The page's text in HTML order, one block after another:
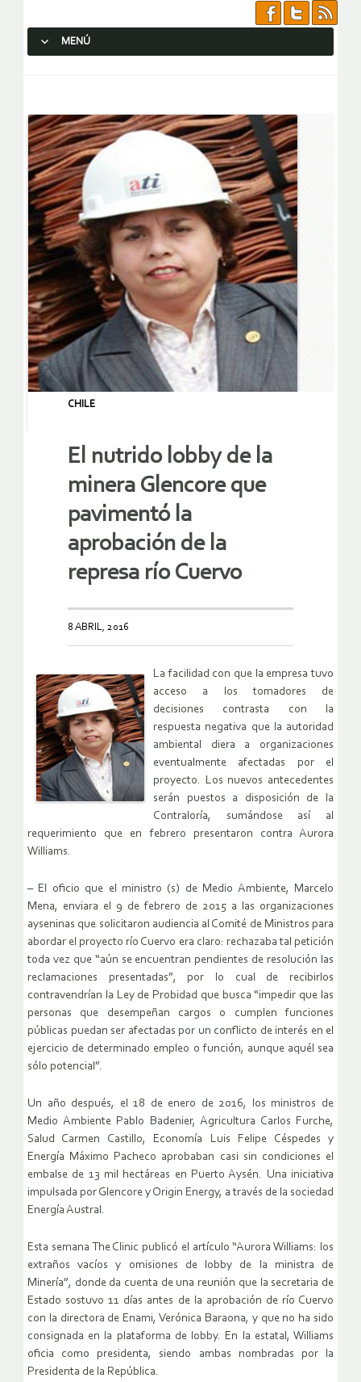
MENÚ
CHILE
El nutrido lobby de la
minera Glencore que
pavimentó la
aprobación de la
represa río Cuervo
8 ABRIL, 2016
La facilidad con que la empresa tuvo
acceso a los tomadores de
decisiones contrasta con la
respuesta negativa que la autoridad
ambiental diera a organizaciones
eventualmente afectadas por el
proyecto. Los nuevos antecedentes
serán puestos a disposición de la
Contraloría, sumándose así al
requerimiento que en febrero presentaron contra Aurora
Williams.
– El oficio que el ministro (s) de Medio Ambiente, Marcelo
Mena, enviara el 9 de febrero de 2015 a las organizaciones
ayseninas que solicitaron audiencia al Comité de Ministros para
abordar el proyecto río Cuervo era claro: rechazaba tal petición
toda vez que “aún se encuentran pendientes de resolución las
reclamaciones presentadas”, por lo cual de recibirlos
contravendrían la Ley de Probidad que busca “impedir que las
personas que desempeñan cargos o cumplen funciones
públicas puedan ser afectadas por un conflicto de interés en el
ejercicio de determinado empleo o función, aunque aquél sea
sólo potencial”.
Un año después, el 18 de enero de 2016, los ministros de
Medio Ambiente Pablo Badenier, Agricultura Carlos Furche,
Salud Carmen Castillo, Economía Luis Felipe Céspedes y
Energía Máximo Pacheco aprobaban casi sin condiciones el
embalse de 13 mil hectáreas en Puerto Aysén. Una iniciativa
impulsada por Glencore y Origin Energy, a través de la sociedad
Energía Austral.
Esta semana The Clinic publicó el artículo “Aurora Williams: los
extraños vacíos y omisiones de lobby de la ministra de
Minería”, donde da cuenta de una reunión que la secretaria de
Estado sostuvo 11 días antes de la aprobación de río Cuervo
con la directora de Enami, Verónica Baraona, y que no ha sido
consignada en la plataforma de lobby. En la estatal, Williams
oficia como presidenta, siendo ambas nombradas por la
Presidenta de la República.